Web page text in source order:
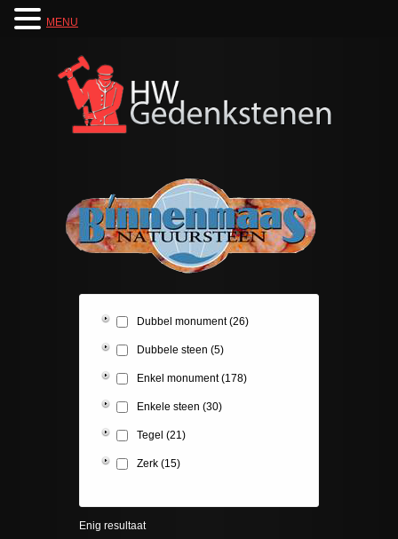
Dubbel monument (26)
Dubbele steen (5)
Enkel monument (178)
Enkele steen (30)
Tegel (21)
Zerk (15)
Enig resultaat
MENU